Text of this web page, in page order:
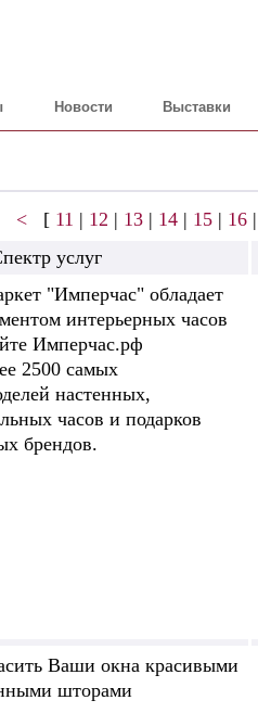
Новости Выставки
< [ 11 | 12 | 13 | 14 | 15 | 16 |
услуг
"Имперчас" обладает
интерьерных часов
Имперчас.рф
2500 самых
настенных,
часов и подарков
брендов.
Ваши окна красивыми
шторами